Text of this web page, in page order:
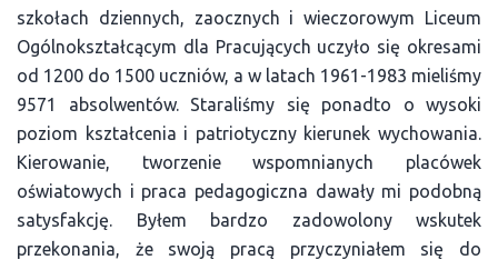
szkołach dziennych, zaocznych i wieczorowym Liceum
Ogólnokształcącym dla Pracujących uczyło się okresami
od 1200 do 1500 uczniów, a w latach 1961-1983 mieliśmy
9571 absolwentów. Staraliśmy się ponadto o wysoki
poziom kształcenia i patriotyczny kierunek wychowania.
Kierowanie, tworzenie wspomnianych placówek
oświatowych i praca pedagogiczna dawały mi podobną
satysfakcję. Byłem bardzo zadowolony wskutek
przekonania, że swoją pracą przyczyniałem się do